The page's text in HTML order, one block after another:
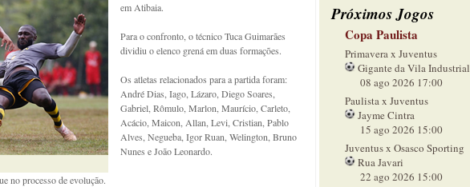
Próximos Jogos
Copa Paulista
Primavera x Juventus
Gigante da Vila Industrial
08 ago 2026 17:00
Paulista x Juventus
Jayme Cintra
15 ago 2026 15:00
Juventus x Osasco Sporting
Rua Javari
22 ago 2026 15:00
em Atibaia.
Para o confronto, o técnico Tuca Guimarães
dividiu o elenco grená em duas formações.
Os atletas relacionados para a partida foram:
André Dias, Iago, Lázaro, Diego Soares,
Gabriel, Rômulo, Marlon, Maurício, Carleto,
Acácio, Maicon, Allan, Levi, Cristian, Pablo
Alves, Negueba, Igor Ruan, Welington, Bruno
Nunes e João Leonardo.
no processo de evolução.